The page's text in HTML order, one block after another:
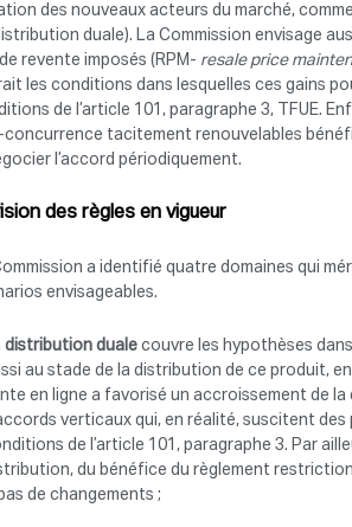
des nouveaux acteurs du marché,
duale). La Commission envisage
revente imposés (RPM- resale price
les conditions dans lesquelles ces gains
de l’article 101, paragraphe 3, TFUE.
tacitement renouvelables
l’accord périodiquement.
des règles en vigueur
a identifié quatre domaines qui
envisageables.
distribution duale couvre les hypothèses
au stade de la distribution de ce produit,
en ligne a favorisé un accroissement de
verticaux qui, en réalité, suscitent
de l’article 101, paragraphe 3. Par
du bénéfice du règlement
de changements ;